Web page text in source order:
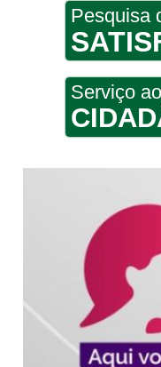
Pesquisa
Serviço ao